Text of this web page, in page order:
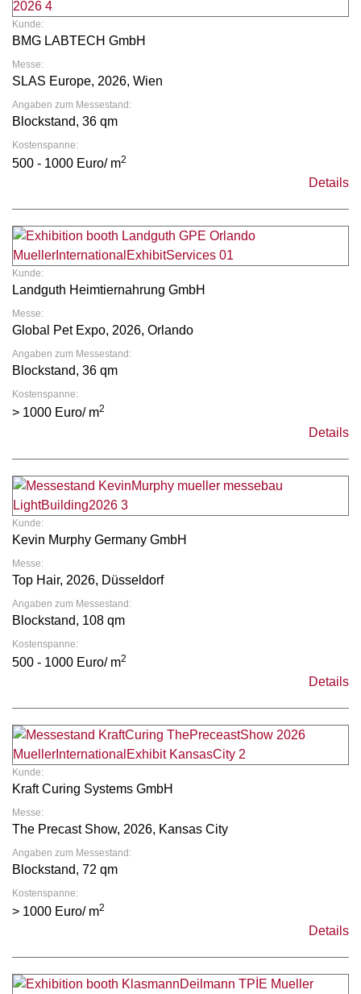
Kunde:
BMG LABTECH GmbH
Messe:
SLAS Europe, 2026, Wien
Angaben zum Messestand:
Blockstand, 36 qm
Kostenspanne:
500 - 1000 Euro/ m2
Details
Kunde:
Landguth Heimtiernahrung GmbH
Messe:
Global Pet Expo, 2026, Orlando
Angaben zum Messestand:
Blockstand, 36 qm
Kostenspanne:
> 1000 Euro/ m2
Details
Kunde:
Kevin Murphy Germany GmbH
Messe:
Top Hair, 2026, Düsseldorf
Angaben zum Messestand:
Blockstand, 108 qm
Kostenspanne:
500 - 1000 Euro/ m2
Details
Kunde:
Kraft Curing Systems GmbH
Messe:
The Precast Show, 2026, Kansas City
Angaben zum Messestand:
Blockstand, 72 qm
Kostenspanne:
> 1000 Euro/ m2
Details